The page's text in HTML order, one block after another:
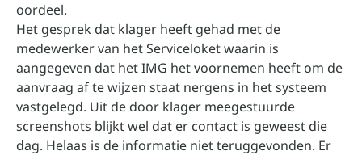
oordeel.
Het gesprek dat klager heeft gehad met de
medewerker van het Serviceloket waarin is
aangegeven dat het IMG het voornemen heeft om de
aanvraag af te wijzen staat nergens in het systeem
vastgelegd. Uit de door klager meegestuurde
screenshots blijkt wel dat er contact is geweest die
dag. Helaas is de informatie niet teruggevonden. Er